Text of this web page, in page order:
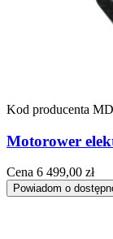
Kod producenta
Motorower
Cena 6 499,00 zł
Powiadom o